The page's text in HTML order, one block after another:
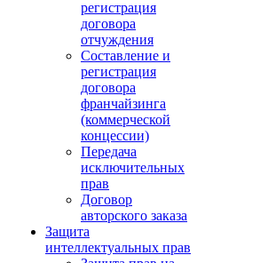
регистрация
договора
отчуждения
Составление и
регистрация
договора
франчайзинга
(коммерческой
концессии)
Передача
исключительных
прав
Договор
авторского заказа
Защита
интеллектуальных прав